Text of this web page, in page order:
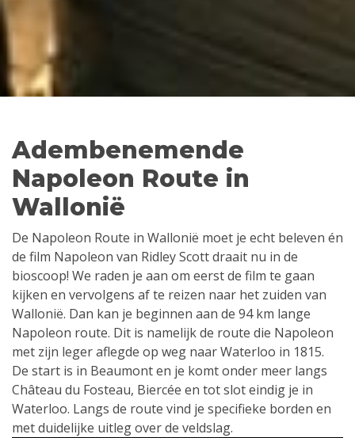
Adembenemende
Napoleon Route in
Wallonië
De Napoleon Route in Wallonië moet je echt beleven én
de film Napoleon van Ridley Scott draait nu in de
bioscoop! We raden je aan om eerst de film te gaan
kijken en vervolgens af te reizen naar het zuiden van
Wallonië. Dan kan je beginnen aan de 94 km lange
Napoleon route. Dit is namelijk de route die Napoleon
met zijn leger aflegde op weg naar Waterloo in 1815.
De start is in Beaumont en je komt onder meer langs
Château du Fosteau, Biercée en tot slot eindig je in
Waterloo. Langs de route vind je specifieke borden en
met duidelijke uitleg over de veldslag.